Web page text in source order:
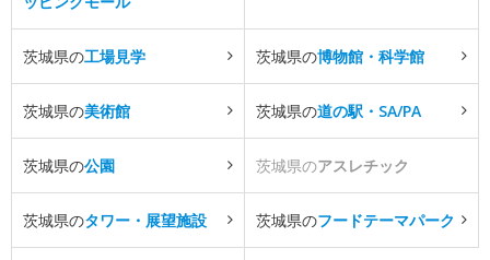
茨城県の工場見学 茨城県の博物館・科学館
茨城県の美術館 茨城県の道の駅・SA/PA
茨城県の公園 茨城県のアスレチック
茨城県のタワー・展望施設 茨城県のフードテーマパーク